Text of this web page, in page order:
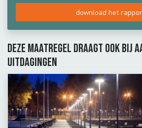
download het
Deze maatregel draagt ook bij
uitdagingen